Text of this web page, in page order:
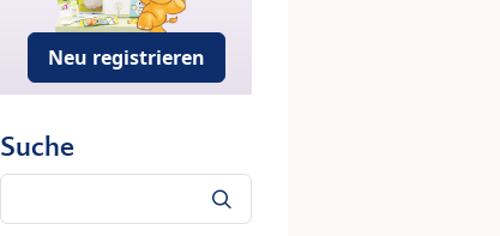
Neu registrieren
Suche